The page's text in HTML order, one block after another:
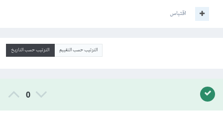
اقتباس
الترتيب حسب التقييم الترتيب حسب التاريخ
0